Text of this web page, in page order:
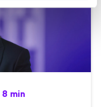
8 min